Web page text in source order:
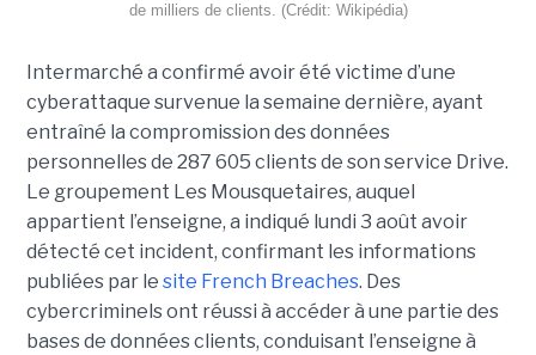
de milliers de clients. (Crédit: Wikipédia)
Intermarché a confirmé avoir été victime d’une
cyberattaque survenue la semaine dernière, ayant
entraîné la compromission des données
personnelles de 287 605 clients de son service Drive.
Le groupement Les Mousquetaires, auquel
appartient l’enseigne, a indiqué lundi 3 août avoir
détecté cet incident, confirmant les informations
publiées par le site French Breaches. Des
cybercriminels ont réussi à accéder à une partie des
bases de données clients, conduisant l’enseigne à